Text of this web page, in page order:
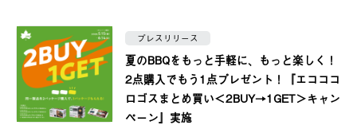
プレスリリース
夏のBBQをもっと手軽に、もっと楽しく！
2点購入でもう1点プレゼント！『エコココ
ロゴスまとめ買い＜2BUY→1GET＞キャン
ペーン』実施